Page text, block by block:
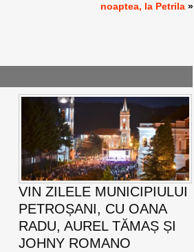
noaptea, la Petrila »
VIN ZILELE MUNICIPIULUI
PETROȘANI, CU OANA
RADU, AUREL TĂMAȘ ȘI
JOHNY ROMANO